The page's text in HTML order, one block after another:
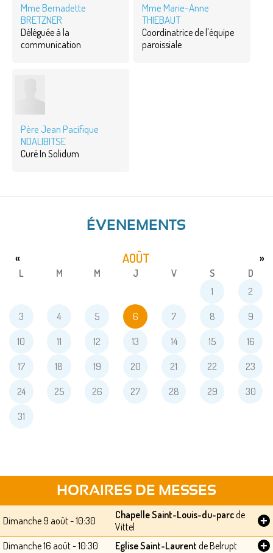
Mme Bernadette
BRETZNER
Déléguée à la
communication
Mme Marie-Anne
THIEBAUT
Coordinatrice de l'équipe
paroissiale
Père Jean Pacifique
NDALIBITSE
Curé In Solidum
ÉVENEMENTS
AOÛT
« »
L M M J V S
D
1
2
3 4 5 6 7 8 9
10 11 12 13 14 15 16
17 18 19 20 21 22 23
24 25 26 27 28 29 30
31
HORAIRES DE MESSES
Dimanche 9 août - 10:30 Chapelle Saint-Louis-du-parcde
Vittel
+
Dimanche 16 août - 10:30 Eglise Saint-Laurent de Belrupt +